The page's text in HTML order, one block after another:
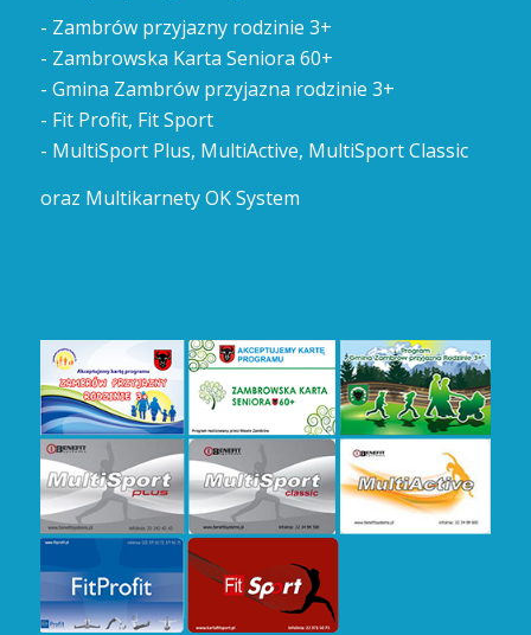
- Zambrów przyjazny rodzinie 3+
- Zambrowska Karta Seniora 60+
- Gmina Zambrów przyjazna rodzinie 3+
- Fit Profit, Fit Sport
- MultiSport Plus, MultiActive, MultiSport Classic
oraz Multikarnety OK System